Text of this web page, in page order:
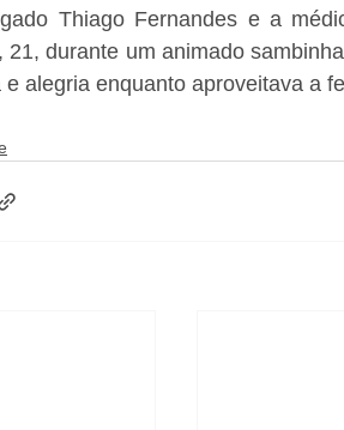
Thiago Fernandes e a
21, durante um animado
e alegria enquanto aproveitava a